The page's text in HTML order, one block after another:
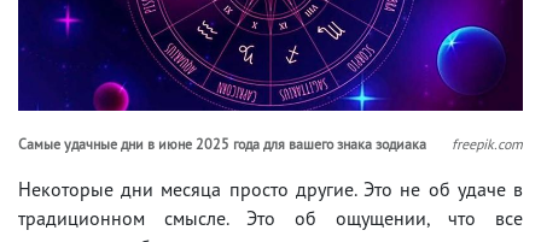
Самые удачные дни в июне 2025 года для вашего знака зодиака freepik.com
Некоторые дни месяца просто другие. Это не об удаче в
традиционном смысле. Это об ощущении, что все